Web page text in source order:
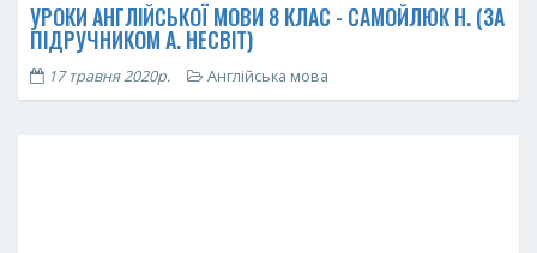
УРОКИ АНГЛІЙСЬКОЇ МОВИ 8 КЛАС - САМОЙЛЮК Н. (ЗА
ПІДРУЧНИКОМ А. НЕСВІТ)
17 травня 2020р. Англійська мова